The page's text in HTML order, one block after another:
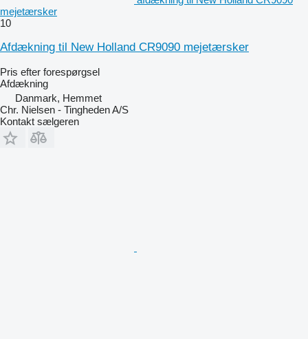
mejetærsker
10
Afdækning til New Holland CR9090 mejetærsker
Pris efter forespørgsel
Afdækning
Danmark, Hemmet
Chr. Nielsen - Tingheden A/S
Kontakt sælgeren